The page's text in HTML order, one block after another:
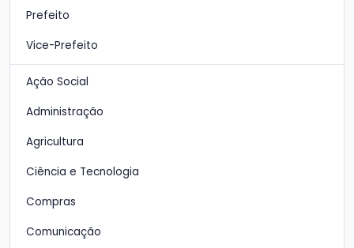
Prefeito
Vice-Prefeito
Ação Social
Administração
Agricultura
Ciência e Tecnologia
Compras
Comunicação